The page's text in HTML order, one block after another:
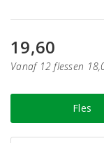
19,60
Vanaf 12 flessen
Fles